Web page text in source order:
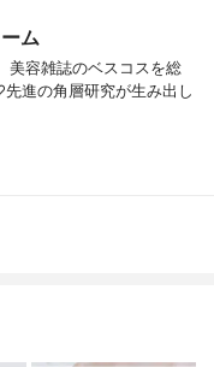
ム
美容雑誌のベスコスを総
進の角層研究が生み出し